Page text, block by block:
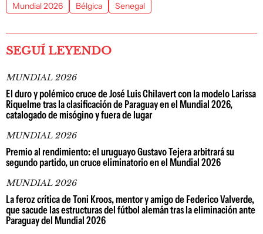
Mundial 2026 Bélgica Senegal
SEGUÍ LEYENDO
MUNDIAL 2026
El duro y polémico cruce de José Luis Chilavert con la modelo Larissa
Riquelme tras la clasificación de Paraguay en el Mundial 2026,
catalogado de misógino y fuera de lugar
MUNDIAL 2026
Premio al rendimiento: el uruguayo Gustavo Tejera arbitrará su
segundo partido, un cruce eliminatorio en el Mundial 2026
MUNDIAL 2026
La feroz crítica de Toni Kroos, mentor y amigo de Federico Valverde,
que sacude las estructuras del fútbol alemán tras la eliminación ante
Paraguay del Mundial 2026